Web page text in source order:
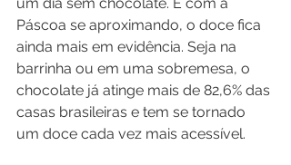
Páscoa se aproximando, o doce fica
ainda mais em evidência. Seja na
barrinha ou em uma sobremesa, o
chocolate já atinge mais de 82,6% das
casas brasileiras e tem se tornado
um doce cada vez mais acessível.